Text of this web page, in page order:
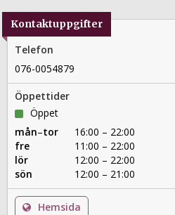
hemstad Stockholm. Och succén
hade aldrig tidigare skådats i
större lokaler klottrade ett misslynt
och burgarna var lika smaskiga. Vår
ögonvrån och tänker att det goda
hamburgare till lunch imorgon också.
Kontaktuppgifter
Telefon
076-0054879
Öppettider
Öppet
mån–tor
16:00 – 22:00
fre
11:00 – 22:00
lör
12:00 – 22:00
sön
12:00 – 21:00
Hemsida